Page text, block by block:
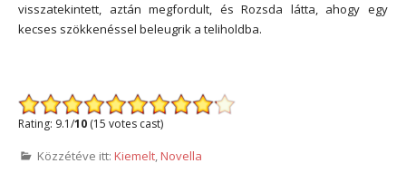
visszatekintett, aztán megfordult, és Rozsda látta, ahogy egy
kecses szökkenéssel beleugrik a teliholdba.
Rating: 9.1/10 (15 votes cast)
Közzétéve itt: Kiemelt Novella